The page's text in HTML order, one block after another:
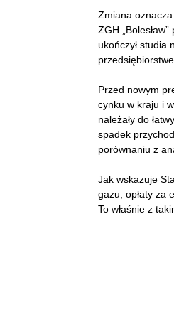
Zmiana oznacza
ZGH
ukończył studia
Przed nowym
cynku w kraju i
należały do
spadek
porównaniu z
Jak wskazuje
gazu, opłaty za
To właśnie z